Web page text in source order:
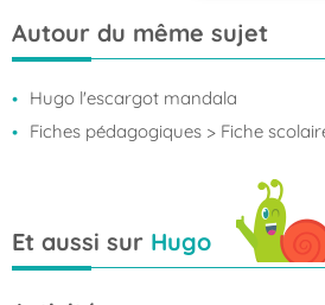
Autour du même sujet
Hugo l'escargot mandala
Fiches pédagogiques > Fiche
Et aussi sur Hugo